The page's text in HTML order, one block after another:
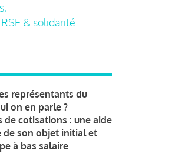
& solidarité
représentants du
on en parle ?
de cotisations : une aide
de son objet initial et
à bas salaire